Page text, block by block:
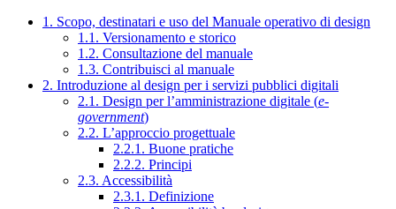
1. Scopo, destinatari e uso del Manuale operativo di design
1.1. Versionamento e storico
1.2. Consultazione del manuale
1.3. Contribuisci al manuale
2. Introduzione al design per i servizi pubblici digitali
2.1. Design per l’amministrazione digitale (e-
government)
2.2. L’approccio progettuale
2.2.1. Buone pratiche
2.2.2. Principi
2.3. Accessibilità
2.3.1. Definizione